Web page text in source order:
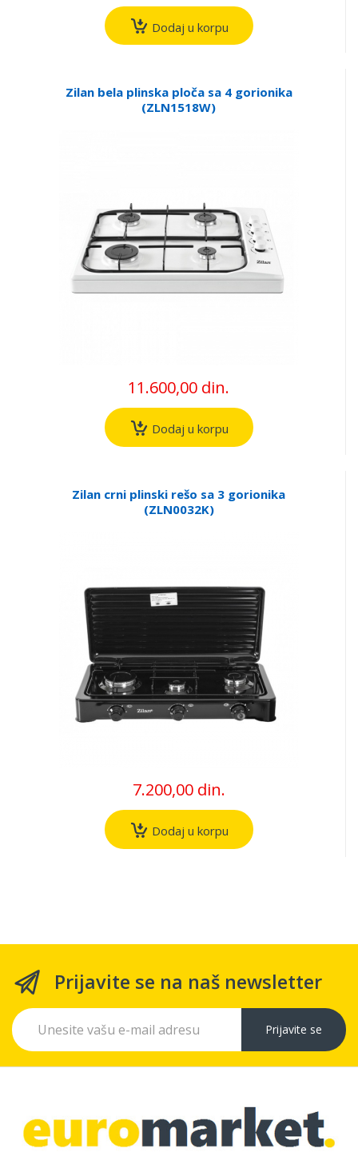
Dodaj u korpu
Zilan bela plinska ploča sa 4 gorionika
(ZLN1518W)
11.600,00 din.
Dodaj u korpu
Zilan crni plinski rešo sa 3 gorionika
(ZLN0032K)
7.200,00 din.
Dodaj u korpu
Prijavite se na naš newsletter
Prijavite se